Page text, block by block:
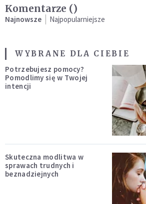
Komentarze ()
Najnowsze Najpopularniejsze
WYBRANE DLA CIEBIE
Potrzebujesz pomocy?
Pomodlimy się w Twojej
intencji
Skuteczna modlitwa w
sprawach trudnych i
beznadziejnych